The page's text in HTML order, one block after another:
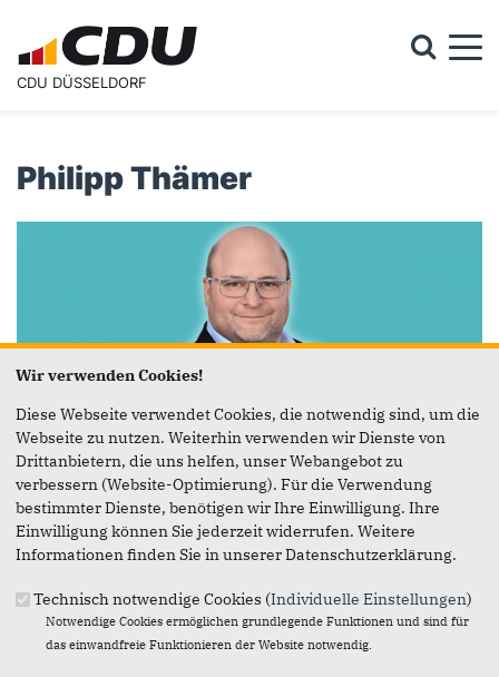
CDU DÜSSELDORF
Philipp Thämer
Beisitzer im Kreisvorstand, Ratsmitglied
Sophienstraße 8
0211 78865000
thaemer@gmx.de
vCard
Wir verwenden Cookies!
Diese Webseite verwendet Cookies, die notwendig sind, um die
Webseite zu nutzen. Weiterhin verwenden wir Dienste von
Drittanbietern, die uns helfen, unser Webangebot zu
verbessern (Website-Optimierung). Für die Verwendung
bestimmter Dienste, benötigen wir Ihre Einwilligung. Ihre
Einwilligung können Sie jederzeit widerrufen. Weitere
Informationen finden Sie in unserer Datenschutzerklärung.
Technisch notwendige Cookies (Individuelle Einstellungen)
Notwendige Cookies ermöglichen grundlegende Funktionen und sind für
das einwandfreie Funktionieren der Website notwendig.